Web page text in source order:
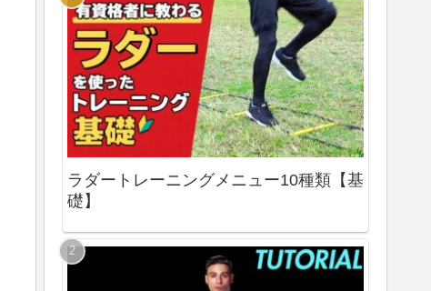
ラダートレーニングメニュー10種類【基
礎】